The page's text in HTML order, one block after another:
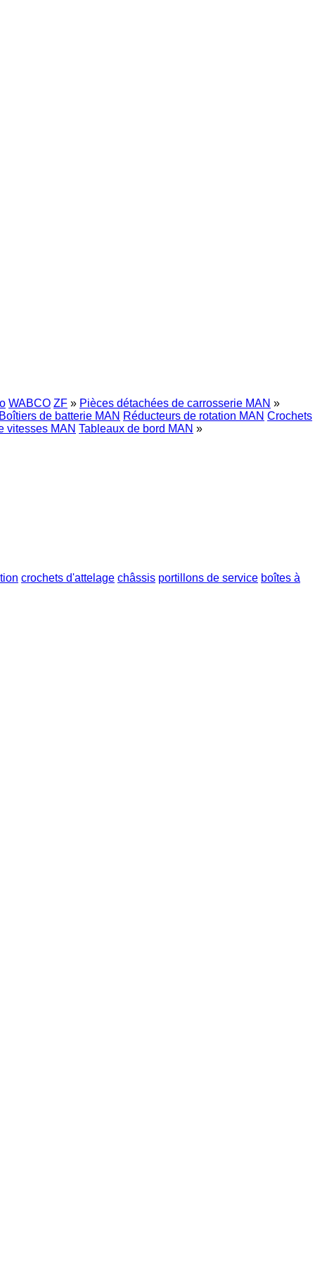
WABCO ZF » Pièces détachées de carrosserie MAN »
Boîtiers de batterie MAN Réducteurs de rotation MAN Crochets
vitesses MAN Tableaux de bord MAN »
crochets d'attelage châssis portillons de service boîtes à